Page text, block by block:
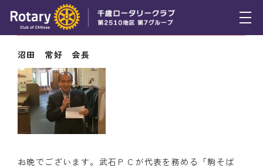
トピックス
例会報告
活動報告
理事会報告
3月17日（木） 会長挨拶
沼田 常好 会長
お晩でございます。武石ＰＣが代表を務める「駒そば